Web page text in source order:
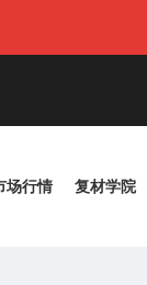
场行情 复材学院